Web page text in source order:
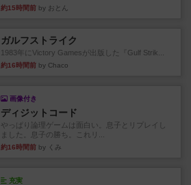
約15時間前 by おとん
ガルフストライク
1983年にVictory Gamesが出版した『Gulf Strik...
約16時間前 by Chaco
画像付き
ディジットコード
やっぱり論理ゲームは面白い。息子とリプレイし
ました。息子の勝ち。これリ...
約16時間前 by くみ
充実